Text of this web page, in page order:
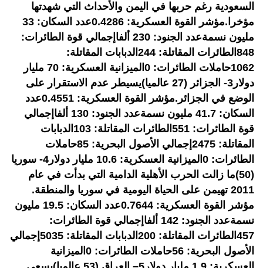
السعودية رغم حربها في اليمن والأحداث التي شهدتها
مؤخرا.​​مؤشر القوة العسكرية: 0.4286عدد السكان: 33
مليون نسمةعدد الجنود: 230 ألفاإجمالي قوة الطائرات:
848الطائرات المقاتلة: 244الدبابات المقاتلة:
1062حاملات الطائرات: 0الميزانية العسكرية: 70 مليار
دولار3- الجزائر (27 عالميا)يسيطر عدم الاستقرار على
الوضع في الجزائر.​مؤشر القوة العسكرية: 0.4551عدد
السكان: 41.7 مليون نسمةعدد الجنود: 130 ألفاإجمالي
قوة الطائرات: 551الطائرات المقاتلة: 103الدبابات
المقاتلة: 2475إجمالي الأصول البحرية: 85حاملات
الطائرات: 0الميزانية العسكرية: 10.6 مليار دولار4- سوريا
(50)ما زالت الحرب الأهلية الدامية التي بدأت في عام
2011 تهيمن على الحياة اليومية في سوريا والمنطقة.​​
مؤشر القوة العسكرية: 0.7644عدد السكان: 19.5 مليون
نسمةعدد الجنود: 142 ألفاإجمالي قوة الطائرات:
457الطائرات المقاتلة: 200الدبابات المقاتلة: 5035إجمالي
الأصول البحرية: 56حاملات الطائرات: 0الميزانية